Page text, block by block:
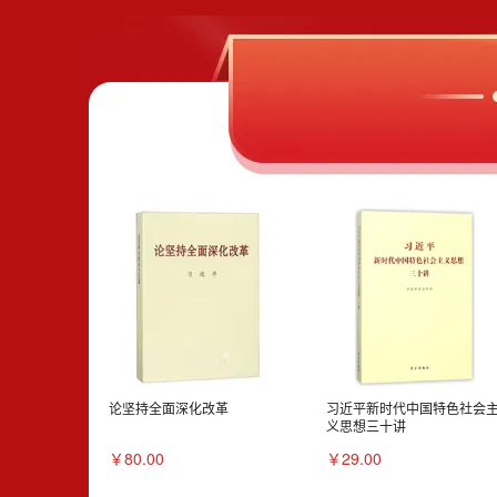
论坚持全面深化改革
￥80.00
习近平新时代中国特色社会
义思想三十讲
￥29.00